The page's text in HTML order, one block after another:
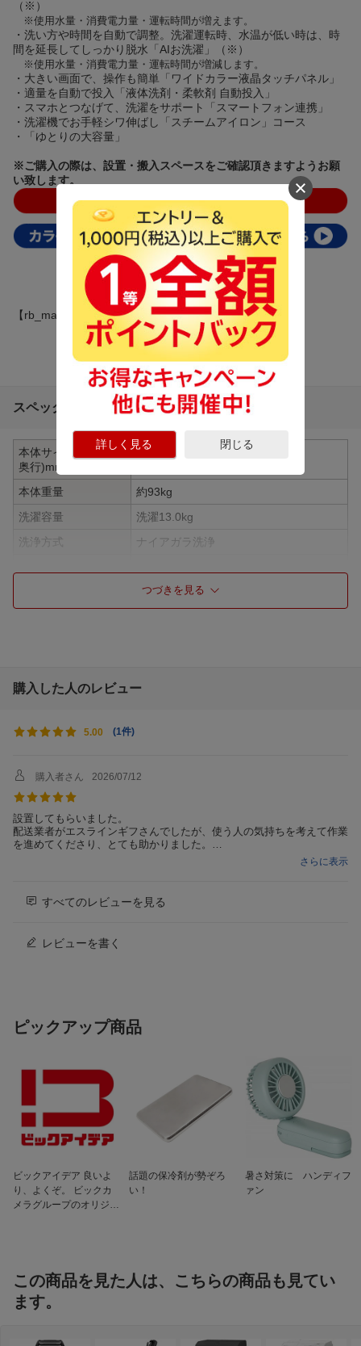
詳しく見る 閉じる
（※）
※使用水量・消費電力量・運転時間が増えます。
・洗い方や時間を自動で調整。洗濯運転時、水温が低い時は、時
間を延長してしっかり脱水「AIお洗濯」（※）
※使用水量・消費電力量・運転時間が増減します。
・大きい画面で、操作も簡単「ワイドカラー液晶タッチパネル」
・適量を自動で投入「液体洗剤・柔軟剤 自動投入」
・スマホとつなげて、洗濯をサポート「スマートフォン連携」
・洗濯機でお手軽シワ伸ばし「スチームアイロン」コース
・「ゆとりの大容量」
※ご購入の際は、設置・搬入スペースをご確認頂きますようお願
い致します。
【rb_makerB】
スペック詳細
本体サイズ(幅×高さ×
奥行)mm
630×1065×720mm
本体重量
約93kg
洗濯容量
洗濯13.0kg
洗浄方式
ナイアガラ洗浄
左開き
入
運転音［脱水時］
運転音［乾燥時］
運転時間［洗濯時］
36分
標準使用水量［洗濯
94L
標準使用水量［洗
設置可能防水パン
内寸奥行き54cm以上
乾燥フィルターお手
自動槽洗浄機能
自動槽洗浄機能あり
ふろ水ポンプ
スマホ操作機能
対応
消費電力［洗濯時］
時］
消費電力量［洗濯〜
乾燥時］
付属品 給水ホース（長さ約80cm）
つづきを見る
購入した人のレビュー
5.00 (1件)
購入者さん 2026/07/12
設置してもらいました。
配送業者がエスラインギフさんでしたが、使う人の気持ちを考えて作業
を進めてくださり、とても助かりました。
さらに表示
すべてのレビューを見る
レビューを書く
ピックアップ商品
ビックアイデア 良いよ
り、よくぞ。 ビックカ
メラグループのオリジナ
話題の保冷剤が勢ぞろ
い！
暑さ対策に ハンディフ
ァン
この商品を見た人は、こちらの商品も見てい
ます。